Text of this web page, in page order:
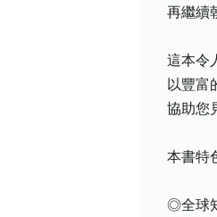
再繼續
這本令
以豐富
協助您
本書特
◎全球